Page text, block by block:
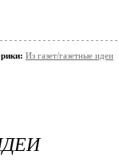
Из газет/газетные идеи